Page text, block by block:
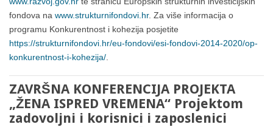
fondova na www.strukturnifondovi.hr. Za više informacija o
programu Konkurentnost i kohezija posjetite
https://strukturnifondovi.hr/eu-fondovi/esi-fondovi-2014-2020/op-
konkurentnost-i-kohezija/
ZAVRŠNA KONFERENCIJA PROJEKTA
„ŽENA ISPRED VREMENA“ Projektom
zadovoljni i korisnici i zaposlenici